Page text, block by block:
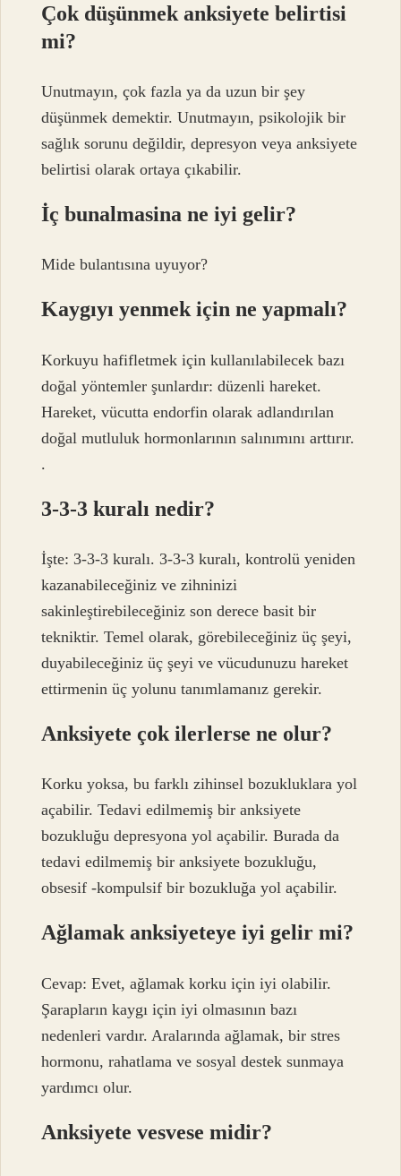
Çok düşünmek anksiyete belirtisi
mi?
Unutmayın, çok fazla ya da uzun bir şey
düşünmek demektir. Unutmayın, psikolojik bir
sağlık sorunu değildir, depresyon veya anksiyete
belirtisi olarak ortaya çıkabilir.
İç bunalmasina ne iyi gelir?
Mide bulantısına uyuyor?
Kaygıyı yenmek için ne yapmalı?
Korkuyu hafifletmek için kullanılabilecek bazı
doğal yöntemler şunlardır: düzenli hareket.
Hareket, vücutta endorfin olarak adlandırılan
doğal mutluluk hormonlarının salınımını arttırır.
.
3-3-3 kuralı nedir?
İşte: 3-3-3 kuralı. 3-3-3 kuralı, kontrolü yeniden
kazanabileceğiniz ve zihninizi
sakinleştirebileceğiniz son derece basit bir
tekniktir. Temel olarak, görebileceğiniz üç şeyi,
duyabileceğiniz üç şeyi ve vücudunuzu hareket
ettirmenin üç yolunu tanımlamanız gerekir.
Anksiyete çok ilerlerse ne olur?
Korku yoksa, bu farklı zihinsel bozukluklara yol
açabilir. Tedavi edilmemiş bir anksiyete
bozukluğu depresyona yol açabilir. Burada da
tedavi edilmemiş bir anksiyete bozukluğu,
obsesif -kompulsif bir bozukluğa yol açabilir.
Ağlamak anksiyeteye iyi gelir mi?
Cevap: Evet, ağlamak korku için iyi olabilir.
Şarapların kaygı için iyi olmasının bazı
nedenleri vardır. Aralarında ağlamak, bir stres
hormonu, rahatlama ve sosyal destek sunmaya
yardımcı olur.
Anksiyete vesvese midir?